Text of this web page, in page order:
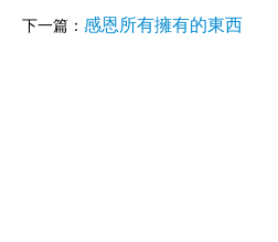
下一篇： 感恩所有擁有的東西